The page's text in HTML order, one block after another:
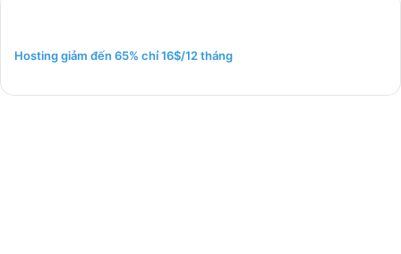
o
Hosting giảm đến 65% chỉ 16$/12 tháng